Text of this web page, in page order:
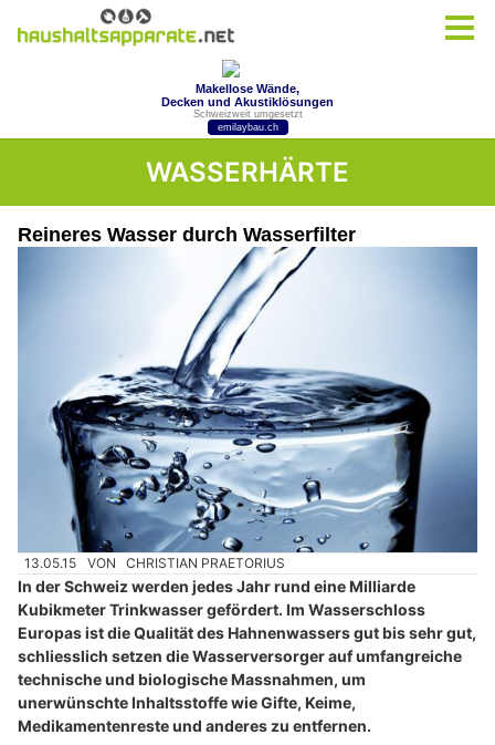
WASSERHÄRTE
Reineres Wasser durch Wasserfilter
13.05.15 VON CHRISTIAN PRAETORIUS
In der Schweiz werden jedes Jahr rund eine Milliarde
Kubikmeter Trinkwasser gefördert. Im Wasserschloss
Europas ist die Qualität des Hahnenwassers gut bis sehr gut,
schliesslich setzen die Wasserversorger auf umfangreiche
technische und biologische Massnahmen, um
unerwünschte Inhaltsstoffe wie Gifte, Keime,
Medikamentenreste und anderes zu entfernen.